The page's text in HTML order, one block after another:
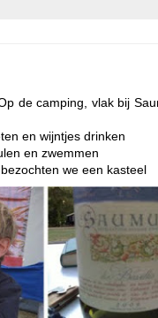
de camping, vlak bij
en wijntjes drinken
en zwemmen
we een kasteel